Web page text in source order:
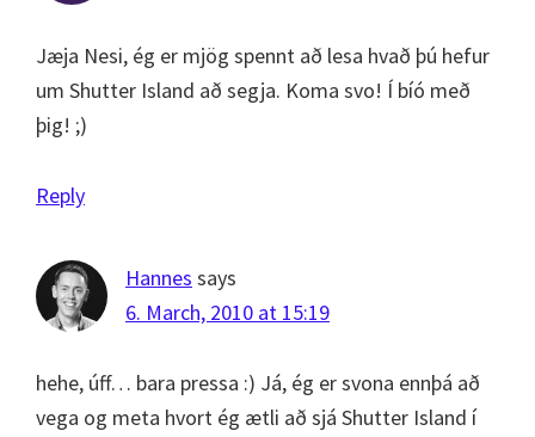
Jæja Nesi, ég er mjög spennt að lesa hvað þú hefur
um Shutter Island að segja. Koma svo! Í bíó með
þig! ;)
Reply
Hannes says
6. March, 2010 at 15:19
hehe, úff… bara pressa :) Já, ég er svona ennþá að
vega og meta hvort ég ætli að sjá Shutter Island í